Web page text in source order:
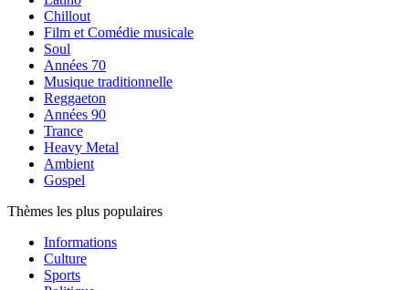
Chillout
Film et Comédie musicale
Soul
Années 70
Musique traditionnelle
Reggaeton
Années 90
Trance
Heavy Metal
Ambient
Gospel
Thèmes les plus populaires
Informations
Culture
Sports